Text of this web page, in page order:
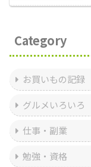
Category
お買いもの記録
グルメいろいろ
仕事・副業
勉強・資格